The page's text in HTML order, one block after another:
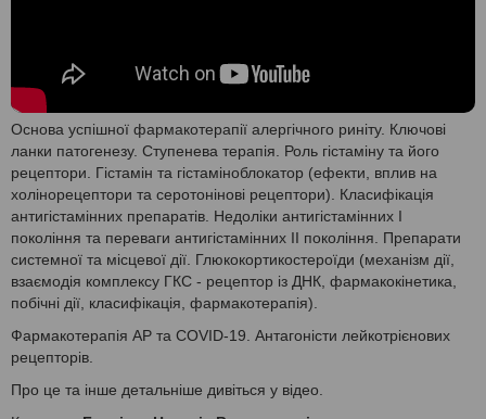
Основа успішної фармакотерапії алергічного риніту. Ключові
ланки патогенезу. Ступенева терапія. Роль гістаміну та його
рецептори. Гістамін та гістаміноблокатор (ефекти, вплив на
холінорецептори та серотонінові рецептори). Класифікація
антигістамінних препаратів. Недоліки антигістамінних І
покоління та переваги антигістамінних ІІ покоління. Препарати
системної та місцевої дії. Глюкокортикостероїди (механізм дії,
взаємодія комплексу ГКС - рецептор із ДНК, фармакокінетика,
побічні дії, класифікація, фармакотерапія).
Фармакотерапія АР та COVID-19. Антагоністи лейкотрієнових
рецепторів.
Про це та інше детальніше дивіться у відео.